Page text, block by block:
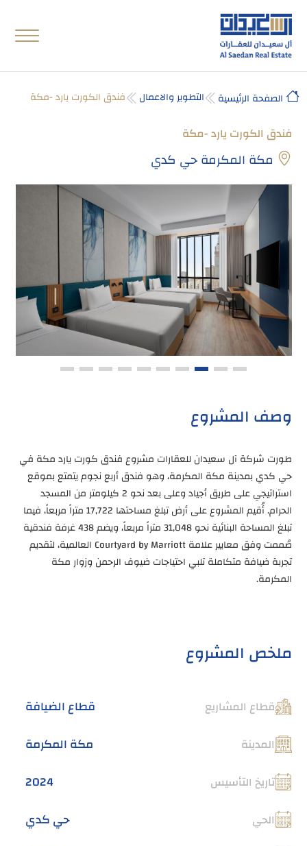
الصفحة الرئيسية التطوير والاعمال فندق الكورت يارد -مكة
فندق الكورت يارد -مكة
مكة المكرمة حي كدي
وصف المشروع
طورت شركة آل سعيدان للعقارات مشروع فندق كورت يارد مكة في
حي كدي بمدينة مكة المكرمة، وهو فندق أربع نجوم يتمتع بموقع
استراتيجي على طريق أجياد وعلى بعد نحو 2 كيلومتر من المسجد
الحرام. أُقيم المشروع على أرض تبلغ مساحتها 17,722 متراً مربعاً، فيما
تبلغ المساحة البنائية نحو 31,048 متراً مربعاً، ويضم 438 غرفة فندقية
صُممت وفق معايير علامة Courtyard by Marriott العالمية، لتقديم
تجربة ضيافة متكاملة تلبي احتياجات ضيوف الرحمن وزوار مكة
المكرمة.
ملخص المشروع
قطاع المشاريع قطاع الضيافة
المدينة مكة المكرمة
تاريخ التأسيس 2024
الحي حي كدي